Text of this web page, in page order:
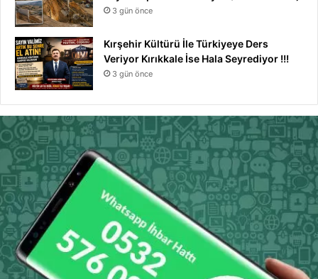
3 gün önce
Kırşehir Kültürü İle Türkiyeye Ders
Veriyor Kırıkkale İse Hala Seyrediyor !!!
3 gün önce